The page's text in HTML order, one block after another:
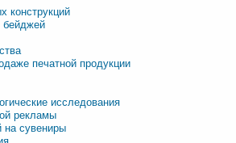
конструкций
бейджей
печатной продукции
исследования
рекламы
на сувениры